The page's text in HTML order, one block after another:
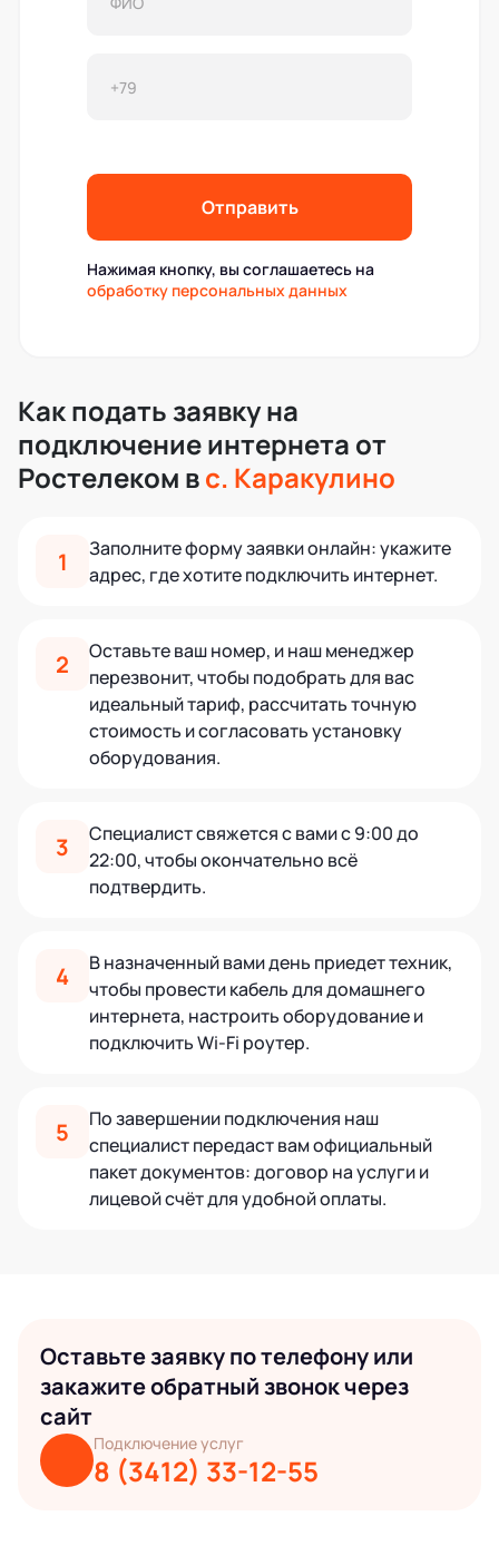
Отправить
Нажимая кнопку, вы соглашаетесь на
обработку персональных данных
Как подать заявку на
подключение интернета от
Ростелеком вс. Каракулино
1
Заполните форму заявки онлайн: укажите
адрес, где хотите подключить интернет.
2
Оставьте ваш номер, и наш менеджер
перезвонит, чтобы подобрать для вас
идеальный тариф, рассчитать точную
стоимость и согласовать установку
оборудования.
3
Специалист свяжется с вами с 9:00 до
22:00, чтобы окончательно всё
подтвердить.
4
В назначенный вами день приедет техник,
чтобы провести кабель для домашнего
интернета, настроить оборудование и
подключить Wi-Fi роутер.
5
По завершении подключения наш
специалист передаст вам официальный
пакет документов: договор на услуги и
лицевой счёт для удобной оплаты.
Оставьте заявку по телефону или
закажите обратный звонок через
сайт
Подключение услуг
8 (3412) 33-12-55